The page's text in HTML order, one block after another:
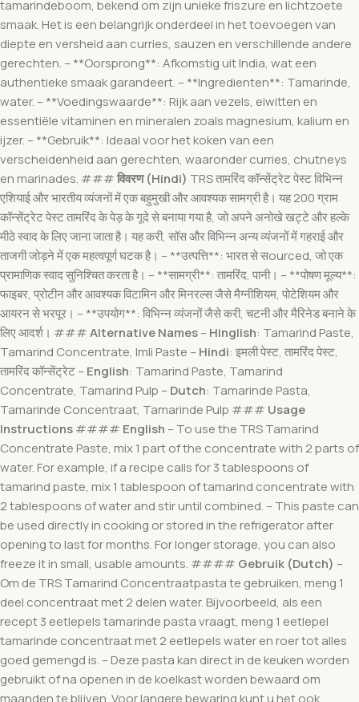
tamarindeboom, bekend om zijn unieke friszure en lichtzoete
smaak. Het is een belangrijk onderdeel in het toevoegen van
diepte en versheid aan curries, sauzen en verschillende andere
gerechten. – **Oorsprong**: Afkomstig uit India, wat een
authentieke smaak garandeert. – **Ingredienten**: Tamarinde,
water. – **Voedingswaarde**: Rijk aan vezels, eiwitten en
essentiële vitaminen en mineralen zoals magnesium, kalium en
ijzer. – **Gebruik**: Ideaal voor het koken van een
verscheidenheid aan gerechten, waaronder curries, chutneys
en marinades. ###विवरण (Hindi) TRS तामरिंद कॉन्सेंट्रेट पेस्ट विभिन्न
एशियाई और भारतीय व्यंजनों में एक बहुमुखी और आवश्यक सामग्री है। यह 200 ग्राम
कॉन्सेंट्रेट पेस्ट तामरिंद के पेड़ के गूदे से बनाया गया है, जो अपने अनोखे खट्टे और हल्के
मीठे स्वाद के लिए जाना जाता है। यह करी, सॉस और विभिन्न अन्य व्यंजनों में गहराई और
ताजगी जोड़ने में एक महत्वपूर्ण घटक है। – **उत्पत्ति**: भारत से सourced, जो एक
प्रामाणिक स्वाद सुनिश्चित करता है। – **सामग्री**: तामरिंद, पानी। – **पोषण मूल्य**:
फाइबर, प्रोटीन और आवश्यक विटामिन और मिनरल्स जैसे मैग्नीशियम, पोटेशियम और
आयरन से भरपूर। – **उपयोग**: विभिन्न व्यंजनों जैसे करी, चटनी और मैरिनेड बनाने के
लिए आदर्श। ###Alternative Names–Hinglish: Tamarind Paste,
Tamarind Concentrate, Imli Paste –Hindi: इमली पेस्ट, तामरिंद पेस्ट,
तामरिंद कॉन्सेंट्रेट –English: Tamarind Paste, Tamarind
Concentrate, Tamarind Pulp –Dutch: Tamarinde Pasta,
Tamarinde Concentraat, Tamarinde Pulp ### Usage
Instructions#### English – To use the TRS Tamarind
Concentrate Paste, mix 1 part of the concentrate with 2 parts of
water. For example, if a recipe calls for 3 tablespoons of
tamarind paste, mix 1 tablespoon of tamarind concentrate with
2 tablespoons of water and stir until combined. – This paste can
be used directly in cooking or stored in the refrigerator after
opening to last for months. For longer storage, you can also
freeze it in small, usable amounts. #### Gebruik (Dutch) –
Om de TRS Tamarind Concentraatpasta te gebruiken, meng 1
deel concentraat met 2 delen water. Bijvoorbeeld, als een
recept 3 eetlepels tamarinde pasta vraagt, meng 1 eetlepel
tamarinde concentraat met 2 eetlepels water en roer tot alles
goed gemengd is. – Deze pasta kan direct in de keuken worden
gebruikt of na openen in de koelkast worden bewaard om
maanden te blijven. Voor langere bewaring kunt u het ook